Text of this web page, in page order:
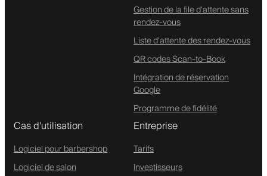
Gestion de la file d'attente sans
rendez-vous
Liste d'attente des rendez-vous
QR codes Scan-to-Book
Intégration de réservation
Google
Programme de fidélité
Cas d'utilisation
Logiciel pour barbershop
Logiciel de salon
Entreprise
Tarifs
Investisseurs